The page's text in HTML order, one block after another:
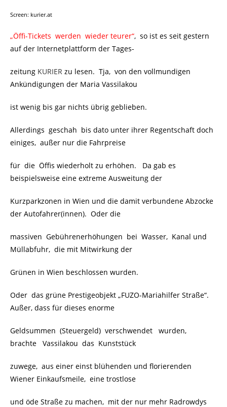
Screen: kurier.at
„Öffi-Tickets werden wieder teurer“, so ist es seit gestern
auf der Internetplattform der Tages-
zeitung KURIER zu lesen. Tja, von den vollmundigen
Ankündigungen der Maria Vassilakou
ist wenig bis gar nichts übrig geblieben.
Allerdings geschah bis dato unter ihrer Regentschaft doch
einiges, außer nur die Fahrpreise
für die Öffis wiederholt zu erhöhen. Da gab es
beispielsweise eine extreme Ausweitung der
Kurzparkzonen in Wien und die damit verbundene Abzocke
der Autofahrer(innen). Oder die
massiven Gebührenerhöhungen bei Wasser, Kanal und
Müllabfuhr, die mit Mitwirkung der
Grünen in Wien beschlossen wurden.
Oder das grüne Prestigeobjekt „FUZO-Mariahilfer Straße“.
Außer, dass für dieses enorme
Geldsummen (Steuergeld) verschwendet wurden,
brachte Vassilakou das Kunststück
zuwege, aus einer einst blühenden und florierenden
Wiener Einkaufsmeile, eine trostlose
und öde Straße zu machen, mit der nur mehr Radrowdys